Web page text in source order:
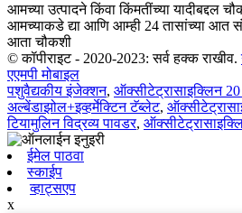
आमच्या उत्पादने किंवा किंमतींच्या यादीबद्दल
आमच्याकडे द्या आणि आम्ही 24 तासांच्या आत
आता चौकशी
© कॉपीराइट - 2020-2023: सर्व हक्क राखीव.
एएमपी मोबाइल
पशुवैद्यकीय इंजेक्शन, ऑक्सीटेट्रासाइक्लिन
अल्बेंडाझोल+इव्हर्मेक्टिन टॅब्लेट,
टियामुलिन विद्रव्य पावडर,
ईमेल पाठवा
स्काईप
व्हाट्सएप
x